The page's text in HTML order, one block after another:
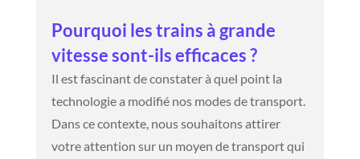
Pourquoi les trains à grande
vitesse sont-ils efficaces ?
Il est fascinant de constater à quel point la
technologie a modifié nos modes de transport.
Dans ce contexte, nous souhaitons attirer
votre attention sur un moyen de transport qui